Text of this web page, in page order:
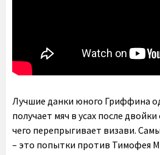
Лучшие данки юного Гриффина
получает мяч в усах после
чего перепрыгивает визави.
– это попытки против Тимофея